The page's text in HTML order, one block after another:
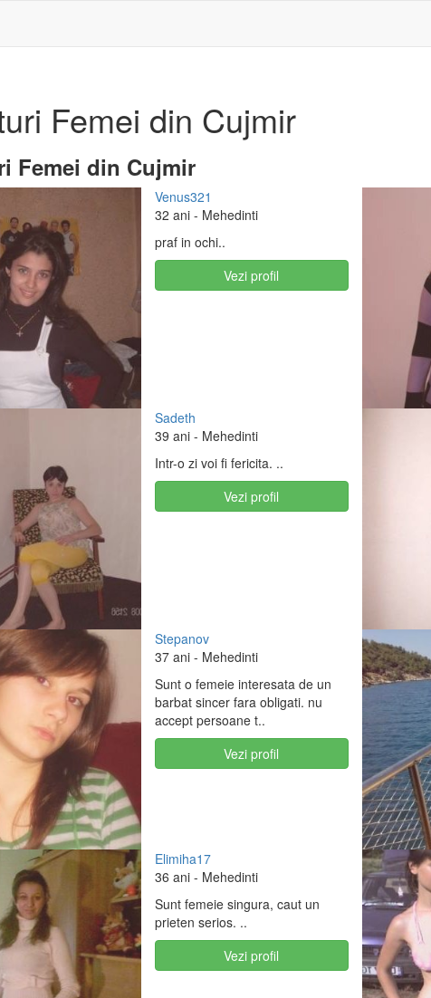
Femei din Cujmir
Femei din Cujmir
Venus321
32 ani- Mehedinti
praf in ochi..
Vezi profil
Sadeth
39 ani- Mehedinti
Intr-o zi voi fi fericita. ..
Vezi profil
Stepanov
37 ani- Mehedinti
Sunt o femeie interesata de un
barbat sincer fara obligati. nu
accept persoane t..
Vezi profil
Elimiha17
36 ani- Mehedinti
Sunt femeie singura, caut un
prieten serios. ..
Vezi profil